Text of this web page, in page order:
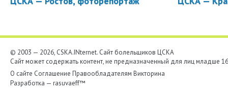
© 2003 — 2026, CSKA.INternet. Cайт болельщиков ЦСКА
Сайт может содержать контент, не предназначенный для лиц младше
О сайте Соглашение Правообладателям Викторина
Разработка — rasuvaeff™